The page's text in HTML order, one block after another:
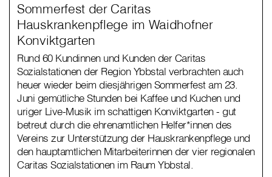
Sommerfest der Caritas
Hauskrankenpflege im Waidhofner
Konviktgarten
Rund 60 Kundinnen und Kunden der Caritas
Sozialstationen der Region Ybbstal verbrachten auch
heuer wieder beim diesjährigen Sommerfest am 23.
Juni gemütliche Stunden bei Kaffee und Kuchen und
uriger Live-Musik im schattigen Konviktgarten - gut
betreut durch die ehrenamtlichen Helfer*innen des
Vereins zur Unterstützung der Hauskrankenpflege und
den hauptamtlichen Mitarbeiterinnen der vier regionalen
Caritas Sozialstationen im Raum Ybbstal.